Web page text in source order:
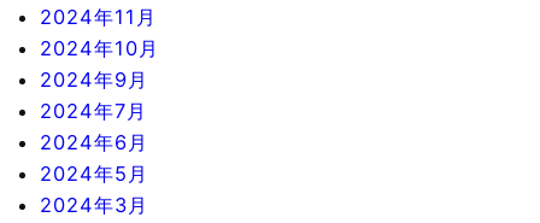
2024年11月
2024年10月
2024年9月
2024年7月
2024年6月
2024年5月
2024年3月